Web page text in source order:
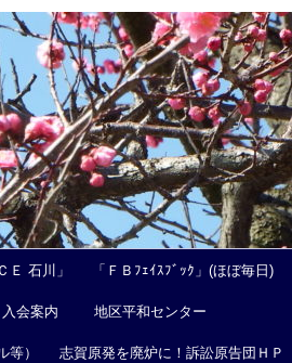
石川」 「ＦＢﾌｪｲｽﾌﾞｯｸ」(ほぼ毎日)
会案内 地区平和センター
） 志賀原発を廃炉に！訴訟原告団ＨＰ